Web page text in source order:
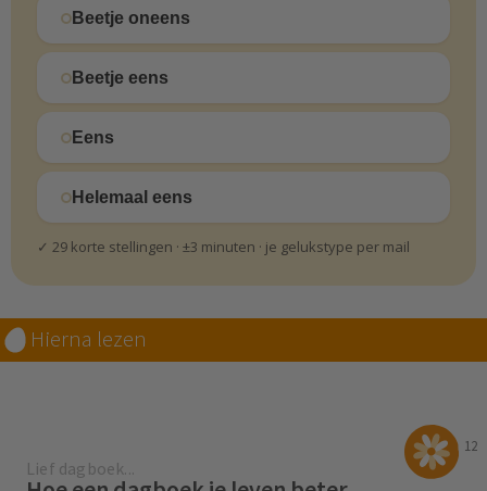
Beetje oneens
Beetje eens
Eens
Helemaal eens
✓ 29 korte stellingen · ±3 minuten · je gelukstype per mail
Hierna lezen
12
Lief dagboek...